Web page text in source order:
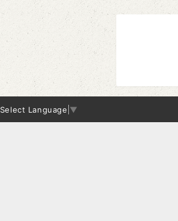
Select Language ▼